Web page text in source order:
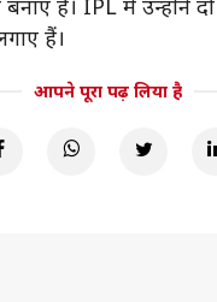
हैं। IPL में उन्होंने
हैं।
आपने पूरा पढ़ लिया है